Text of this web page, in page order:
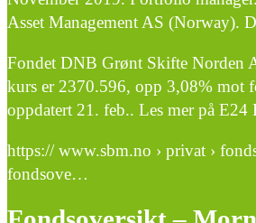
Asset Management AS (Norway).
Fondet DNB Grønt Skifte Norden
kurs er 2370.596, opp 3,08% mot
oppdatert 21. feb.. Les mer på E24
https:// www.sbm.no › privat ›
fondsove…